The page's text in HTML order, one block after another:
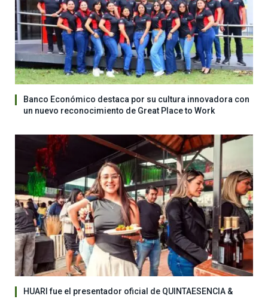
Banco Económico destaca por su cultura innovadora con
un nuevo reconocimiento de Great Place to Work
HUARI fue el presentador oficial de QUINTAESENCIA &